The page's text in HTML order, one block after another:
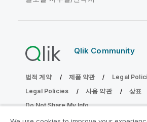
Qlik Community
법적 계약 제품 약관
Legal
Legal Policies
사용 약관
상표
Do Not Share My Info
Copyright © 1993-2026 QlikTech